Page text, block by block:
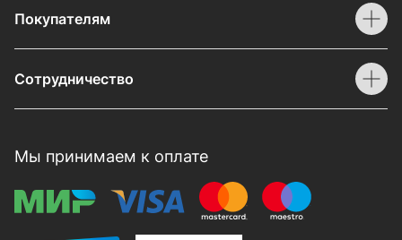
Покупателям
Сотрудничество
Мы принимаем к оплате